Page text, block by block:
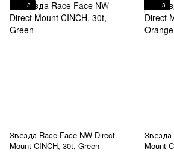
3
Звезда Race Face NW Direct
Mount CINCH, 30t, Green
3
Звезда
Mount